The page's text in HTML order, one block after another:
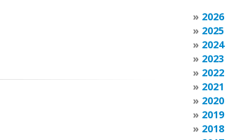
2026
2025
2024
2023
2022
2021
2020
2019
2018